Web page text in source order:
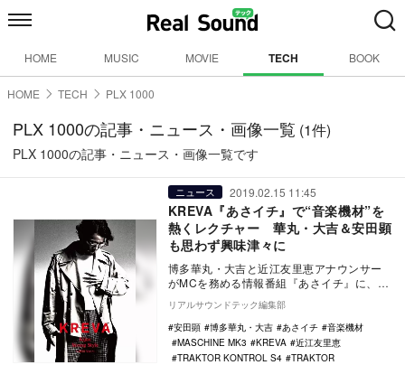
HOME MUSIC MOVIE TECH BOOK
HOME TECH PLX 1000
PLX 1000の記事・ニュース・画像一覧 (1件)
PLX 1000の記事・ニュース・画像一覧です
ニュース 2019.02.15 11:45
KREVA『あさイチ』で“音楽機材”を
熱くレクチャー 華丸・大吉＆安田顕
も思わず興味津々に
博多華丸・大吉と近江友里恵アナウンサー
がMCを務める情報番組『あさイチ』に、
KREVAが出演。音楽機材を存分に使ったパ
フォーマン…
リアルサウンドテック編集部
安田顕
博多華丸・大吉 あさイチ
音楽機材
MASCHINE MK3
KREVA
近江友里恵
TRAKTOR KONTROL S4
TRAKTOR